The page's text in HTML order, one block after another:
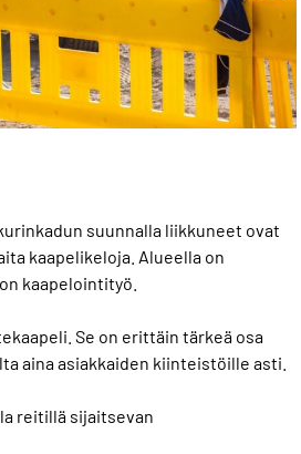
suunnalla liikkuneet ovat
kaapelikeloja. Alueella on
kaapelointityö.
Se on erittäin tärkeä osa
aina asiakkaiden kiinteistöille asti.
reitillä sijaitsevan